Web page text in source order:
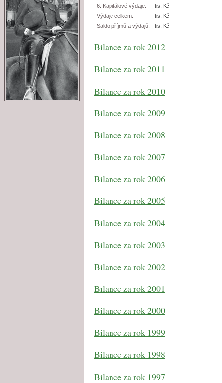
6. Kapitálové výdaje:
tis. Kč
Výdaje celkem:
tis. Kč
Saldo příjmů a výdajů:
tis. Kč
Bilance za rok 2012
Bilance za rok 2011
Bilance za rok 2010
Bilance za rok 2009
Bilance za rok 2008
Bilance za rok 2007
Bilance za rok 2006
Bilance za rok 2005
Bilance za rok 2004
Bilance za rok 2003
Bilance za rok 2002
Bilance za rok 2001
Bilance za rok 2000
Bilance za rok 1999
Bilance za rok 1998
Bilance za rok 1997